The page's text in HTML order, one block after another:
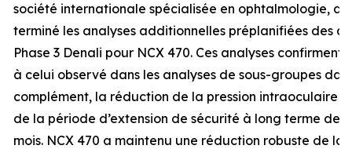
société internationale spécialisée en ophtalmologie,
terminé les analyses additionnelles préplanifiées des
Phase 3 Denali pour NCX 470. Ces analyses
à celui observé dans les analyses de sous-groupes
complément, la réduction de la pression intraoculaire
de la période d’extension de sécurité à long terme de
mois. NCX 470 a maintenu une réduction robuste de